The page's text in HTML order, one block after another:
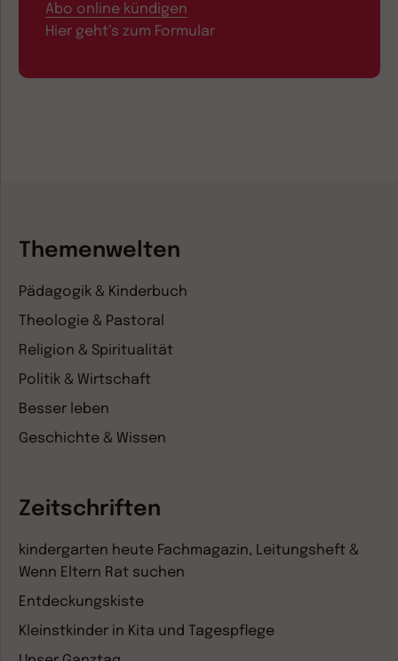
Abo online kündigen
Hier geht’s zum Formular
Themenwelten
Pädagogik & Kinderbuch
Theologie & Pastoral
Religion & Spiritualität
Politik & Wirtschaft
Besser leben
Geschichte & Wissen
Zeitschriften
kindergarten heute Fachmagazin, Leitungsheft &
Wenn Eltern Rat suchen
Entdeckungskiste
Kleinstkinder in Kita und Tagespflege